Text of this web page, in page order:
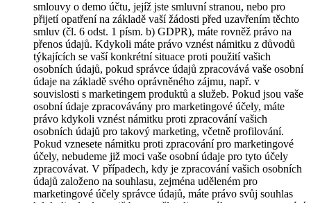
smlouvy o demo účtu, jejíž jste smluvní stranou, nebo pro
přijetí opatření na základě vaší žádosti před uzavřením těchto
smluv (čl. 6 odst. 1 písm. b) GDPR), máte rovněž právo na
přenos údajů. Kdykoli máte právo vznést námitku z důvodů
týkajících se vaší konkrétní situace proti použití vašich
osobních údajů, pokud správce údajů zpracovává vaše osobní
údaje na základě svého oprávněného zájmu, např. v
souvislosti s marketingem produktů a služeb. Pokud jsou vaše
osobní údaje zpracovávány pro marketingové účely, máte
právo kdykoli vznést námitku proti zpracování vašich
osobních údajů pro takový marketing, včetně profilování.
Pokud vznesete námitku proti zpracování pro marketingové
účely, nebudeme již moci vaše osobní údaje pro tyto účely
zpracovávat. V případech, kdy je zpracování vašich osobních
údajů založeno na souhlasu, zejména uděleném pro
marketingové účely správce údajů, máte právo svůj souhlas